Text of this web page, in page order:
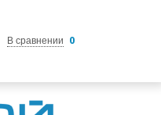
В сравнении 0